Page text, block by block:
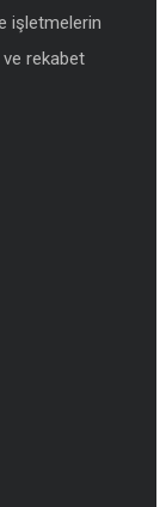
işletmelerin
rekabet